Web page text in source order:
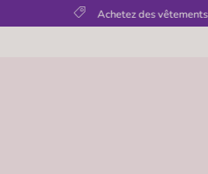
Achetez des